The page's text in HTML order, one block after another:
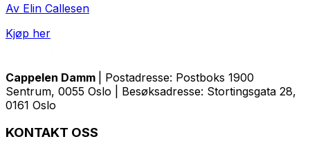
Av Elin Callesen
Kjøp her
Cappelen Damm
| Postadresse: Postboks 1900
Sentrum, 0055 Oslo | Besøksadresse: Stortingsgata 28,
0161 Oslo
KONTAKT OSS